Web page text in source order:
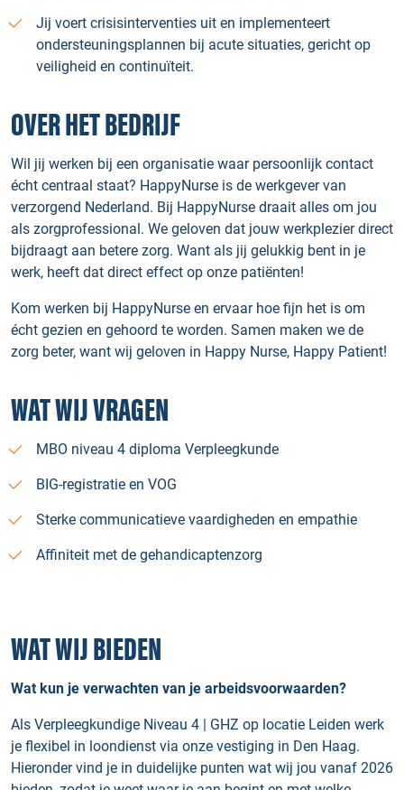
Jij voert crisisinterventies uit en implementeert
ondersteuningsplannen bij acute situaties, gericht op
veiligheid en continuïteit.
OVER HET BEDRIJF
Wil jij werken bij een organisatie waar persoonlijk contact
écht centraal staat? HappyNurse is de werkgever van
verzorgend Nederland. Bij HappyNurse draait alles om jou
als zorgprofessional. We geloven dat jouw werkplezier direct
bijdraagt aan betere zorg. Want als jij gelukkig bent in je
werk, heeft dat direct effect op onze patiënten!
Kom werken bij HappyNurse en ervaar hoe fijn het is om
écht gezien en gehoord te worden. Samen maken we de
zorg beter, want wij geloven in Happy Nurse, Happy Patient!
WAT WIJ VRAGEN
MBO niveau 4 diploma Verpleegkunde
BIG-registratie en VOG
Sterke communicatieve vaardigheden en empathie
Affiniteit met de gehandicaptenzorg
WAT WIJ BIEDEN
Wat kun je verwachten van je arbeidsvoorwaarden?
Als Verpleegkundige Niveau 4 | GHZ op locatie Leiden werk
je flexibel in loondienst via onze vestiging in Den Haag.
Hieronder vind je in duidelijke punten wat wij jou vanaf 2026